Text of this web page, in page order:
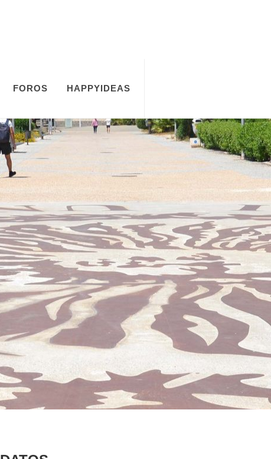
FOROS HAPPYIDEAS